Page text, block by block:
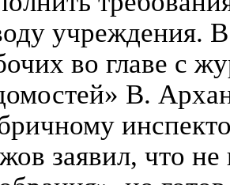
учреждения.
во главе с
В.
заявил, что не